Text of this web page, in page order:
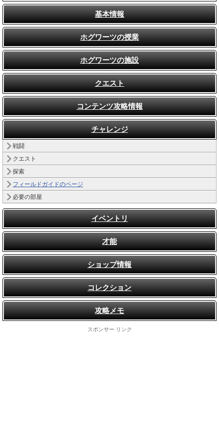
基本情報
ホグワーツの授業
ホグワーツの施設
クエスト
コンテンツ攻略情報
チャレンジ
戦闘
クエスト
探索
フィールドガイドのページ
必要の部屋
イベントリ
才能
ショップ情報
コレクション
攻略メモ
スポンサー リンク